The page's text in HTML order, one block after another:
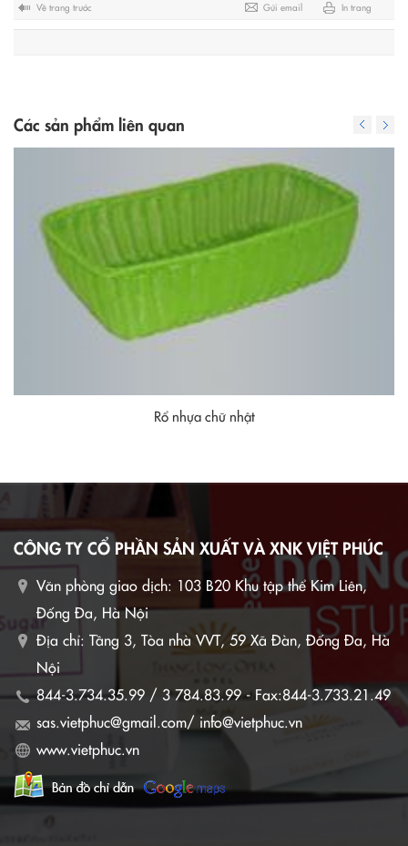
Về trang trước Gửi email In trang
Các sản phẩm liên quan
Rổ nhựa tròn 03
CÔNG TY CỔ PHẦN SẢN XUẤT VÀ XNK VIỆT PHÚC
Văn phòng giao dịch: 103 B20 Khu tập thể Kim Liên,
Đống Đa, Hà Nội
Địa chỉ: Tầng 3, Tòa nhà VVT, 59 Xã Đàn, Đống Đa, Hà
Nội
844-3.734.35.99 / 3 784.83.99 - Fax:844-3.733.21.49
sas.vietphuc@gmail.com/ info@vietphuc.vn
www.vietphuc.vn